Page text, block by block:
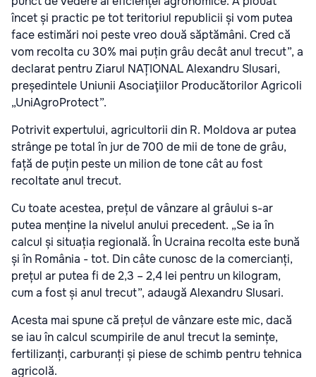
încet și practic pe tot teritoriul republicii și vom putea
face estimări noi peste vreo două săptămâni. Cred că
vom recolta cu 30% mai puțin grâu decât anul trecut”, a
declarat pentru Ziarul NAȚIONAL Alexandru Slusari,
președintele Uniunii Asociaţiilor Producătorilor Agricoli
„UniAgroProtect”.
Potrivit expertului, agricultorii din R. Moldova ar putea
strânge pe total în jur de 700 de mii de tone de grâu,
față de puțin peste un milion de tone cât au fost
recoltate anul trecut.
Cu toate acestea, prețul de vânzare al grâului s-ar
putea menține la nivelul anului precedent. „Se ia în
calcul și situația regională. În Ucraina recolta este bună
și în România - tot. Din câte cunosc de la comercianți,
prețul ar putea fi de 2,3 – 2,4 lei pentru un kilogram,
cum a fost și anul trecut”, adaugă Alexandru Slusari.
Acesta mai spune că prețul de vânzare este mic, dacă
se iau în calcul scumpirile de anul trecut la semințe,
fertilizanți, carburanți și piese de schimb pentru tehnica
agricolă.